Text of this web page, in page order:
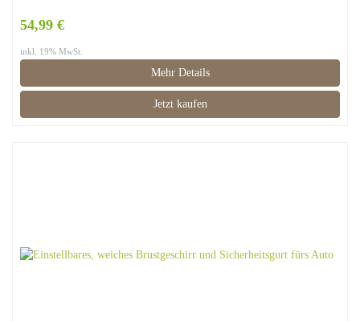
54,99 €
inkl. 19% MwSt.
Mehr Details
Jetzt kaufen